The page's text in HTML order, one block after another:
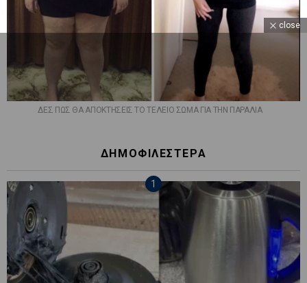
ΔΕΣ ΠΩΣ ΘΑ ΑΠΟΚΤΗΣΕΙΣ ΤΟ ΤΕΛΕΙΟ ΣΩΜΑ ΓΙΑ ΤΗΝ ΠΑΡΑΛΙΑ
ΔΗΜΟΦΙΛΕΣΤΕΡΑ
close